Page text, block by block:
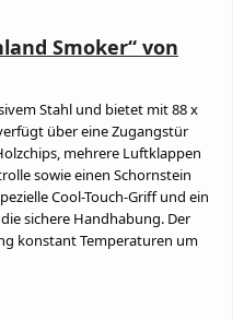
Smoker“ von
Stahl und bietet mit 88 x
über eine Zugangstür
mehrere Luftklappen
sowie einen Schornstein
Cool-Touch-Griff und ein
sichere Handhabung. Der
konstant Temperaturen um